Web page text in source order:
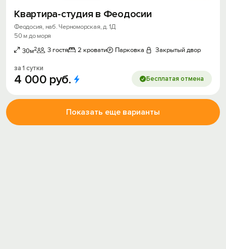
Квартира-студия в Феодосии
Феодосия, наб. Черноморская, д. 1Д
50 м до моря
30м2 3 гостя 2 кровати Парковка Закрытый двор
за 1 сутки
4 000 руб. Бесплатая отмена
Показать еще варианты